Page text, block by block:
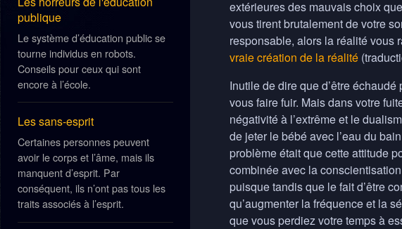
extérieures des mauvais choix
vous tirent brutalement de votre
responsable, alors la réalité vous
vraie création de la réalité
Inutile de dire que d’être
vous faire fuir. Mais dans votre
négativité à l’extrême et le
de jeter le bébé avec l’eau du
problème était que cette attitude
combinée avec la
puisque tandis que le fait d’être
qu’augmenter la fréquence et la
que vous perdiez votre temps à
publique
Le système d’éducation public se
tourne individus en robots.
Conseils pour ceux qui sont
encore à l’école.
Les sans-esprit
Certaines personnes peuvent
avoir le corps et l’âme, mais ils
manquent d’esprit. Par
conséquent, ils n’ont pas tous les
traits associés à l’esprit.